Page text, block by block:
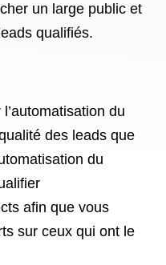
un large public et
qualifiés.
l’automatisation du
des leads que
du
afin que vous
sur ceux qui ont le